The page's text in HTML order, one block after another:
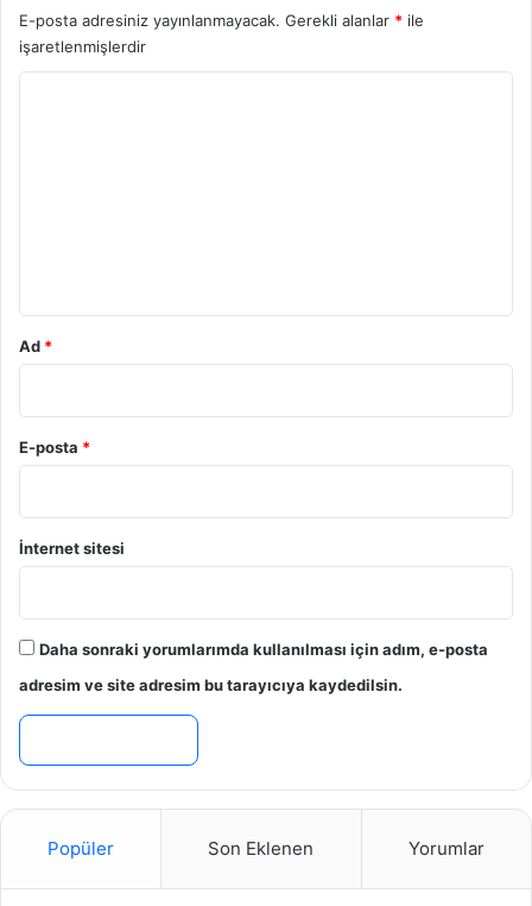
E-posta adresiniz yayınlanmayacak. Gerekli alanlar * ile
işaretlenmişlerdir
Ad *
E-posta *
İnternet sitesi
Daha sonraki yorumlarımda kullanılması için adım, e-posta
adresim ve site adresim bu tarayıcıya kaydedilsin.
Popüler Son Eklenen Yorumlar